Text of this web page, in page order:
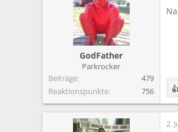
GodFather
Parkrocker
Beiträge
479
Reaktionspunkte
756
R
e
a
k
2.